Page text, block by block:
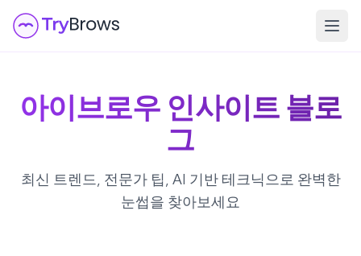
아이브로우 인사이트 블로
그
최신 트렌드, 전문가 팁, AI 기반 테크닉으로 완벽한
눈썹을 찾아보세요